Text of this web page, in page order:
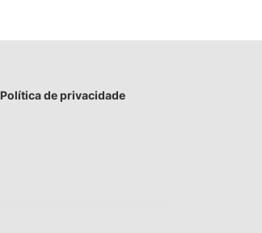
Política de privacidade